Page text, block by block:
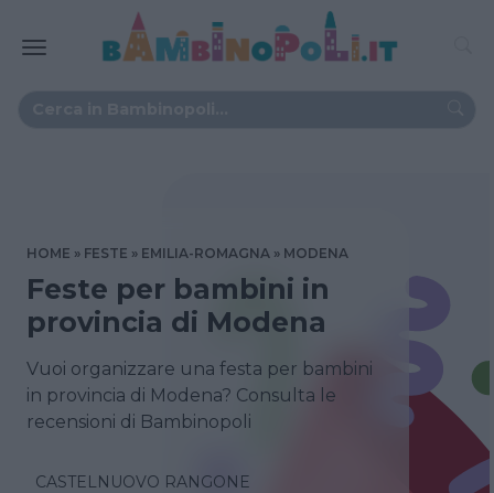
HOME FESTE EMILIA-ROMAGNA MODENA
Feste per bambini in
provincia di Modena
Vuoi organizzare una festa per bambini
in provincia di Modena? Consulta le
recensioni di Bambinopoli
CASTELNUOVO RANGONE